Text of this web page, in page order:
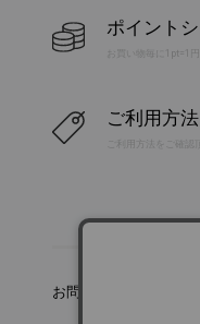
ポイント
お買い物毎に1pt=1
ご利用方法
お問い合わせ